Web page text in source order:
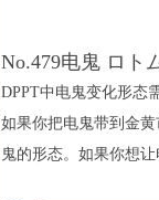
No.479电鬼 ロト
DPPT中电鬼变化形态
如果你把电鬼带到金
鬼的形态。如果你想